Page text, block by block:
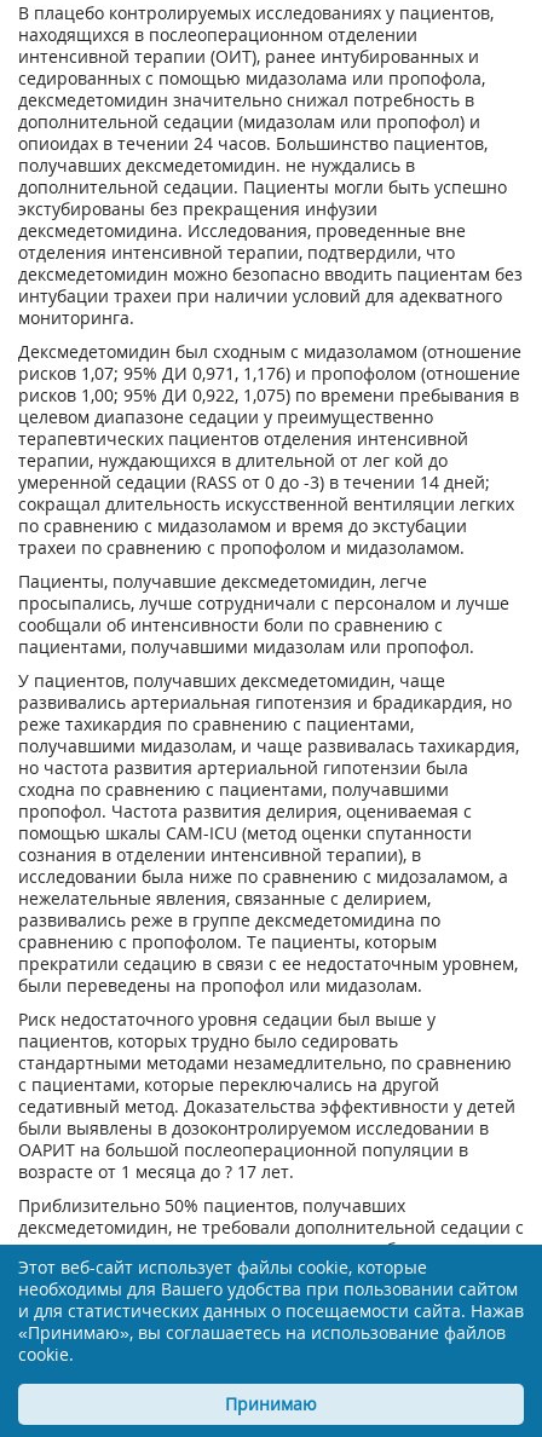
В плацебо контролируемых исследованиях у пациентов,
находящихся в послеоперационном отделении
интенсивной терапии (ОИТ), ранее интубированных и
седированных с помощью мидазолама или пропофола,
дексмедетомидин значительно снижал потребность в
дополнительной седации (мидазолам или пропофол) и
опиоидах в течении 24 часов. Большинство пациентов,
получавших дексмедетомидин. не нуждались в
дополнительной седации. Пациенты могли быть успешно
экстубированы без прекращения инфузии
дексмедетомидина. Исследования, проведенные вне
отделения интенсивной терапии, подтвердили, что
дексмедетомидин можно безопасно вводить пациентам без
интубации трахеи при наличии условий для адекватного
мониторинга.
Дексмедетомидин был сходным с мидазоламом (отношение
рисков 1,07; 95% ДИ 0,971, 1,176) и пропофолом (отношение
рисков 1,00; 95% ДИ 0,922, 1,075) по времени пребывания в
целевом диапазоне седации у преимущественно
терапевтических пациентов отделения интенсивной
терапии, нуждающихся в длительной от лег кой до
умеренной седации (RASS от 0 до -3) в течении 14 дней;
сокращал длительность искусственной вентиляции легких
по сравнению с мидазоламом и время до экстубации
трахеи по сравнению с пропофолом и мидазоламом.
Пациенты, получавшие дексмедетомидин, легче
просыпались, лучше сотрудничали с персоналом и лучше
сообщали об интенсивности боли по сравнению с
пациентами, получавшими мидазолам или пропофол.
У пациентов, получавших дексмедетомидин, чаще
развивались артериальная гипотензия и брадикардия, но
реже тахикардия по сравнению с пациентами,
получавшими мидазолам, и чаще развивалась тахикардия,
но частота развития артериальной гипотензии была
сходна по сравнению с пациентами, получавшими
пропофол. Частота развития делирия, оцениваемая с
помощью шкалы CAM-ICU (метод оценки спутанности
сознания в отделении интенсивной терапии), в
исследовании была ниже по сравнению с мидозаламом, а
нежелательные явления, связанные с делирием,
развивались реже в группе дексмедетомидина по
сравнению с пропофолом. Те пациенты, которым
прекратили седацию в связи с ее недостаточным уровнем,
были переведены на пропофол или мидазолам.
Риск недостаточного уровня седации был выше у
пациентов, которых трудно было седировать
стандартными методами незамедлительно, по сравнению
с пациентами, которые переключались на другой
седативный метод. Доказательства эффективности у детей
были выявлены в дозоконтролируемом исследовании в
ОАРИТ на большой послеоперационной популяции в
возрасте от 1 месяца до ? 17 лет.
Приблизительно 50% пациентов, получавших
дексмедетомидин, не требовали дополнительной седации с
помощью мидазолама на протяжении лечебного периода в
20,3 часов, но не превышающем 24 часа. Данные по
лечению препаратом свыше 24 часов отсутствуют.
Информация по применению дексмедетомидина у
новорожденных (28-44 недели беременности) очень
ограничена и описывает только использование низких доз
(? 0,2 мкг/кг/час).
Новорожденные могут быть особенно чувствительными к
Этот веб-сайт использует файлы cookie, которые
необходимы для Вашего удобства при пользовании сайтом
и для статистических данных о посещаемости сайта. Нажав
«Принимаю», вы соглашаетесь на использование файлов
cookie.
Принимаю